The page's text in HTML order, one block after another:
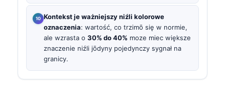
Kontekst je ważniejszy niźli kolorowe
oznaczenia: wartość, co trzimō się w normie,
ale wzrasta o 30% do 40% moze miec większe
znaczenie niźli jōdyny pojedynczy sygnał na
granicy.